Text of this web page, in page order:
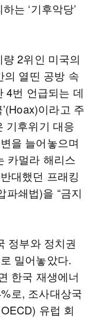
는 ‘기후악당’
2위인 미국의
의 열띤 공방 속
4번 언급되는 데
이라고 주
기후위기 대응
을 늘어놓으며
카멀라 해리스
대했던 프래킹
파쇄법)을 “금지
정부와 정치권
밀어놓았다.
한국 재생에너
로, 조사대상국
유럽 회